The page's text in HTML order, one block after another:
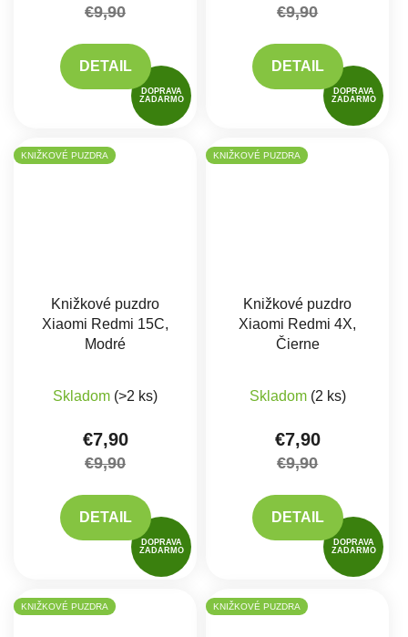
DOPRAVA
ZADARMO
€9,90
DETAIL
DOPRAVA
ZADARMO
€9,90
DETAIL
KNIŽKOVÉ PUZDRA
DOPRAVA
ZADARMO
Knižkové puzdro
Xiaomi Redmi 15C,
Modré
Skladom (>2 ks)
€7,90
€9,90
DETAIL
KNIŽKOVÉ PUZDRA
DOPRAVA
ZADARMO
Knižkové puzdro
Xiaomi Redmi 4X,
Čierne
Skladom (2 ks)
€7,90
€9,90
DETAIL
KNIŽKOVÉ PUZDRA KNIŽKOVÉ PUZDRA